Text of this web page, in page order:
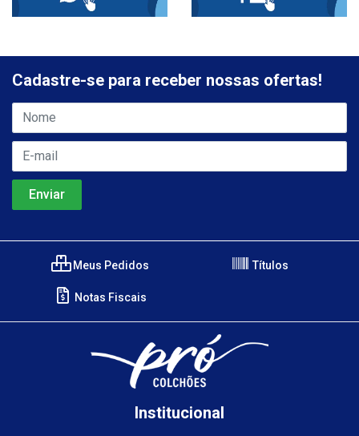
Cadastre-se para receber nossas ofertas!
Meus Pedidos Títulos
Notas Fiscais
Institucional